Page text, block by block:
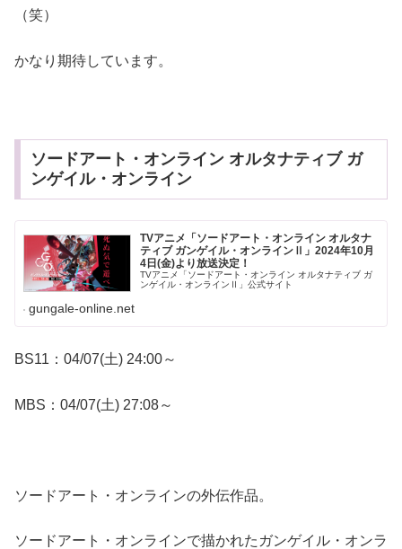
（笑）
かなり期待しています。
ソードアート・オンライン オルタナティブ ガ
ンゲイル・オンライン
TVアニメ「ソードアート・オンライン オルタナ
ティブ ガンゲイル・オンラインⅡ」2024年10月
4日(金)より放送決定！
TVアニメ「ソードアート・オンライン オルタナティブ ガ
ンゲイル・オンラインⅡ」公式サイト
gungale-online.net
BS11：04/07(土) 24:00～
MBS：04/07(土) 27:08～
ソードアート・オンラインの外伝作品。
ソードアート・オンラインで描かれたガンゲイル・オンラ